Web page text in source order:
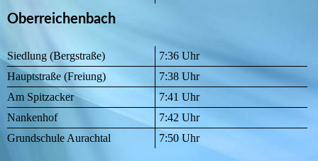
Oberreichenbach
Siedlung (Bergstraße)
7:36 Uhr
Hauptstraße (Freiung)
7:38 Uhr
Am Spitzacker
7:41 Uhr
Nankenhof
7:42 Uhr
Grundschule Aurachtal
7:50 Uhr